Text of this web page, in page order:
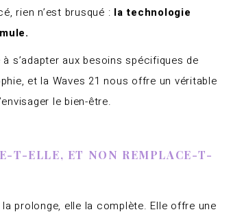
rien n’est brusqué : la technologie
s’adapter aux besoins spécifiques de
et la Waves 21 nous offre un véritable
le bien-être.
T-ELLE, ET NON REMPLACE-T-
prolonge, elle la complète. Elle offre une